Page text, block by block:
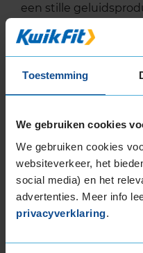
Toestemming
We gebruiken cookies
We gebruiken cookies
websiteverkeer, het
social media) en het
advertenties. Meer info
privacyverklaring.
een stille
Wil je nog meer
bandenlabel van
Alternatief voor
A-merk alternatief
Bridgestone
4-seizoensband 205/70 R15